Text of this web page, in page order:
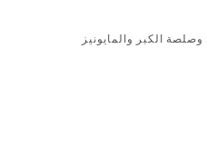
الكبر والمايونيز